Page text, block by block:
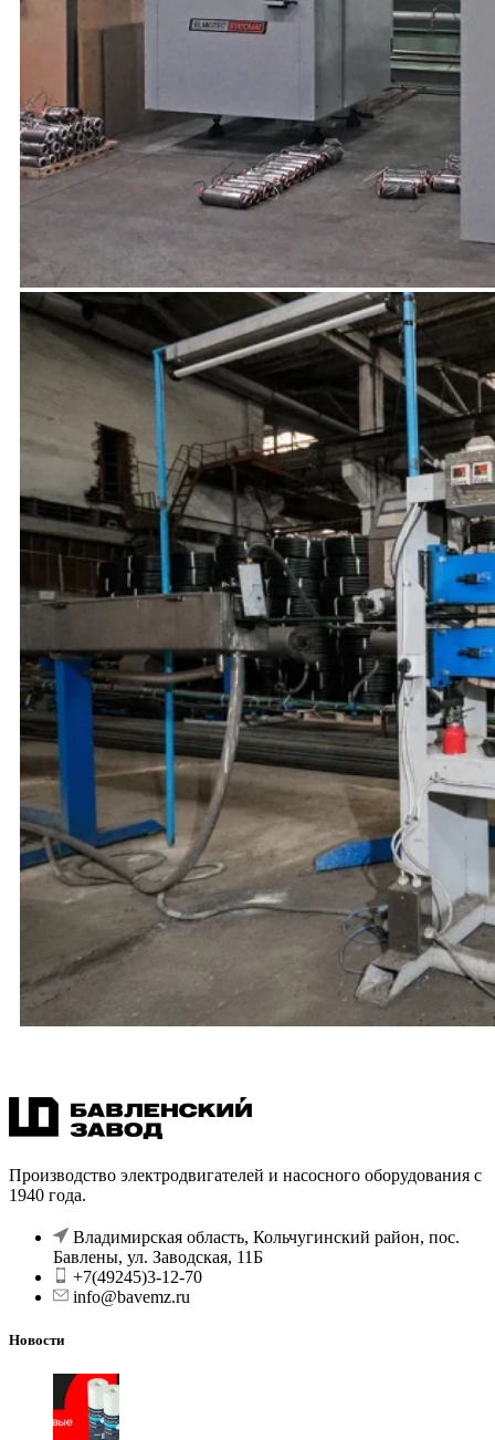
Производство электродвигателей и насосного оборудования с
1940 года.
Владимирская область, Кольчугинский район, пос.
Бавлены, ул. Заводская, 11Б
+7(49245)3-12-70
info@bavemz.ru
Новости